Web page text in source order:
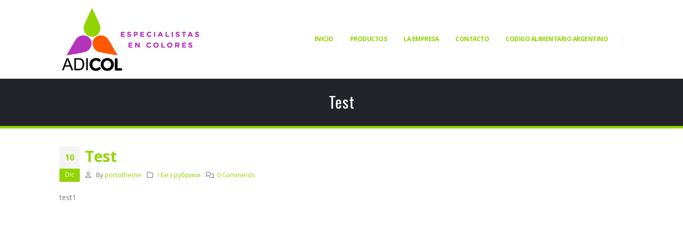
INICIO PRODUCTOS LA EMPRESA CONTACTO CODIGO ALIMENTARIO ARGENTINO
Test
10
Dic
Test
By portotheme ! Без рубрики 0 Comments
test1